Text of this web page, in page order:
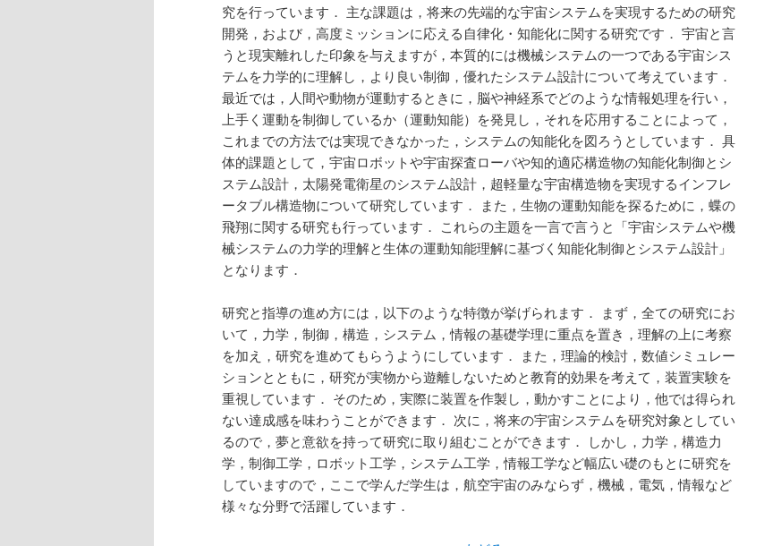
テ
ン
ツ
へ
移
動
究を行っています． 主な課題は，将来の先端的な宇宙システムを実現するための研究
開発，および，高度ミッションに応える自律化・知能化に関する研究です． 宇宙と言
うと現実離れした印象を与えますが，本質的には機械システムの一つである宇宙シス
テムを力学的に理解し，より良い制御，優れたシステム設計について考えています．
最近では，人間や動物が運動するときに，脳や神経系でどのような情報処理を行い，
上手く運動を制御しているか（運動知能）を発見し，それを応用することによって，
これまでの方法では実現できなかった，システムの知能化を図ろうとしています． 具
体的課題として，宇宙ロボットや宇宙探査ローバや知的適応構造物の知能化制御とシ
ステム設計，太陽発電衛星のシステム設計，超軽量な宇宙構造物を実現するインフレ
ータブル構造物について研究しています． また，生物の運動知能を探るために，蝶の
飛翔に関する研究も行っています． これらの主題を一言で言うと「宇宙システムや機
械システムの力学的理解と生体の運動知能理解に基づく知能化制御とシステム設計」
となります．
研究と指導の進め方には，以下のような特徴が挙げられます． まず，全ての研究にお
いて，力学，制御，構造，システム，情報の基礎学理に重点を置き，理解の上に考察
を加え，研究を進めてもらうようにしています． また，理論的検討，数値シミュレー
ションとともに，研究が実物から遊離しないためと教育的効果を考えて，装置実験を
重視しています． そのため，実際に装置を作製し，動かすことにより，他では得られ
ない達成感を味わうことができます． 次に，将来の宇宙システムを研究対象としてい
るので，夢と意欲を持って研究に取り組むことができます． しかし，力学，構造力
学，制御工学，ロボット工学，システム工学，情報工学など幅広い礎のもとに研究を
していますので，ここで学んだ学生は，航空宇宙のみならず，機械，電気，情報など
様々な分野で活躍しています．